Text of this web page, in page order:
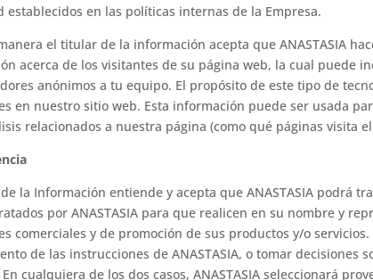
establecidos en las políticas internas de la Empresa.
el titular de la información acepta que ANASTASIA
acerca de los visitantes de su página web, la cual puede
anónimos a tu equipo. El propósito de este tipo de
en nuestro sitio web. Esta información puede ser usada
relacionados a nuestra página (como qué páginas visita
la Información entiende y acepta que ANASTASIA podrá
por ANASTASIA para que realicen en su nombre y
comerciales y de promoción de sus productos y/o
de las instrucciones de ANASTASIA, o tomar decisiones
cualquiera de los dos casos, ANASTASIA seleccionará